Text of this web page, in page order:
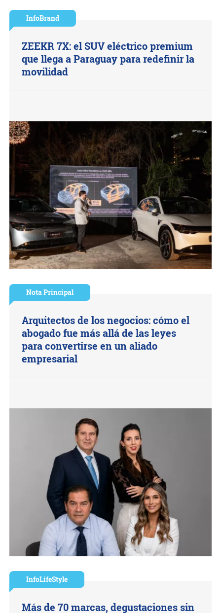
InfoBrand
ZEEKR 7X: el SUV eléctrico premium
que llega a Paraguay para redefinir la
movilidad
Nota Principal
Arquitectos de los negocios: cómo el
abogado fue más allá de las leyes
para convertirse en un aliado
empresarial
InfoLifeStyle
Más de 70 marcas, degustaciones sin